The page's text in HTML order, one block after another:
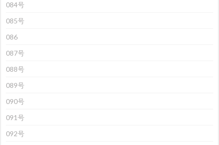
084号
085号
086
087号
088号
089号
090号
091号
092号